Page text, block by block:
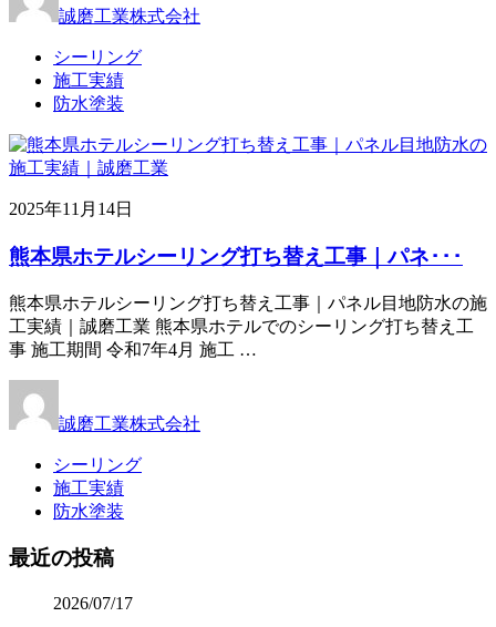
誠磨工業株式会社
シーリング
施工実績
防水塗装
2025年11月14日
熊本県ホテルシーリング打ち替え工事｜パネ･･･
熊本県ホテルシーリング打ち替え工事｜パネル目地防水の施
工実績｜誠磨工業 熊本県ホテルでのシーリング打ち替え工
事 施工期間 令和7年4月 施工 …
誠磨工業株式会社
シーリング
施工実績
防水塗装
最近の投稿
2026/07/17